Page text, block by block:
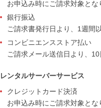
お申込み時にご請求対象とな
銀行振込
ご請求書発行日より、1週間
コンビニエンスストア払い
ご請求メール送信日より、
レンタルサーバーサービス
クレジットカード決済
お申込み時にご請求対象とな